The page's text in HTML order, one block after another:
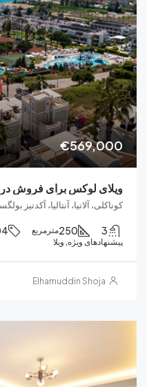
لوکس برای فروش در آلانیا:
آلانیا، آنتالیا، آکدنیز بولگسی، ترکیه
250 مترمربع DK - 004
ویژه, ویلا
Elhamuddin